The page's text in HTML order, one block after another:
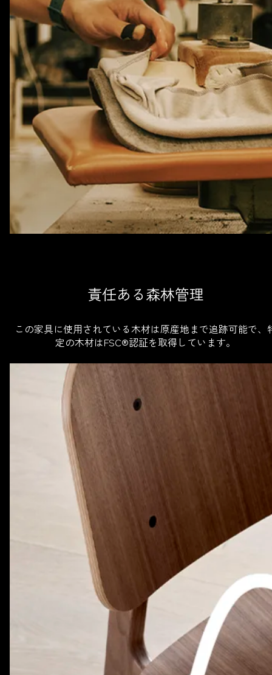
責任ある森林管理
この家具に使用されている木材は原産地まで追跡可能で、
定の木材はFSC®認証を取得しています。